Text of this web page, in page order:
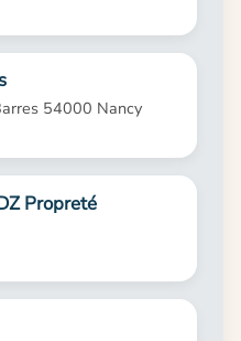
54000 Nancy
Propreté